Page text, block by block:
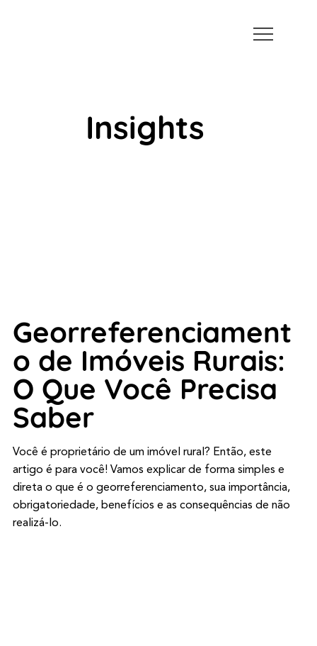
Insights
Georreferenciament
o de Imóveis Rurais:
O Que Você Precisa
Saber
Você é proprietário de um imóvel rural? Então, este
artigo é para você! Vamos explicar de forma simples e
direta o que é o georreferenciamento, sua importância,
obrigatoriedade, benefícios e as consequências de não
realizá-lo.